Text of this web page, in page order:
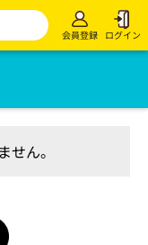
会員登録 ログイン
せん。